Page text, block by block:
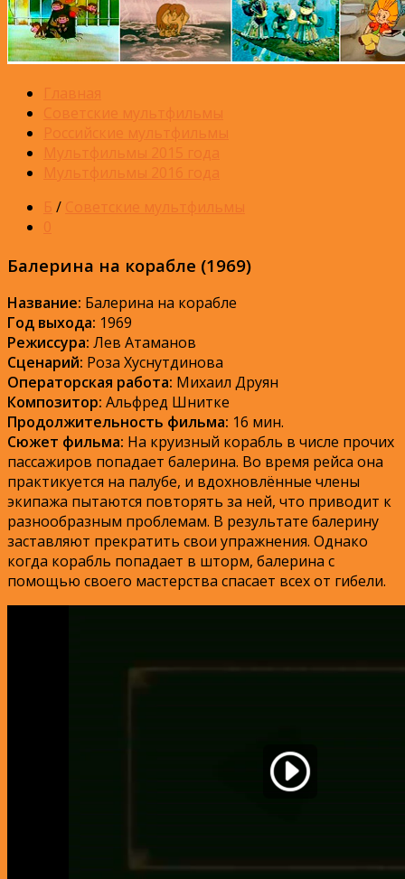
Главная
Советские мультфильмы
Российские мультфильмы
Мультфильмы 2015 года
Мультфильмы 2016 года
Б / Советские мультфильмы
0
Балерина на корабле (1969)
Название: Балерина на корабле
Год выхода: 1969
Режиссура: Лев Атаманов
Сценарий: Роза Хуснутдинова
Операторская работа: Михаил Друян
Композитор: Альфред Шнитке
Продолжительность фильма: 16 мин.
Сюжет фильма: На круизный корабль в числе прочих
пассажиров попадает балерина. Во время рейса она
практикуется на палубе, и вдохновлённые члены
экипажа пытаются повторять за ней, что приводит к
разнообразным проблемам. В результате балерину
заставляют прекратить свои упражнения. Однако
когда корабль попадает в шторм, балерина с
помощью своего мастерства спасает всех от гибели.